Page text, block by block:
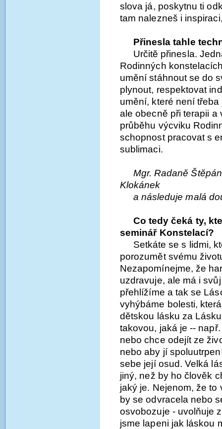
slova já, poskytnu ti
tam nalezneš i
Přinesla tahle
Určitě přinesla.
Rodinných
umění stáhnout se do
plynout, respektovat
umění, které není
ale obecně při terapii a
průběhu výcviku
schopnost pracovat s
sublimaci.
Mgr. Radaně
Klokánek
a následuje malá
Co tedy čeká ty,
seminář Konstelací?
Setkáte se s lidmi,
porozumět svému
Nezapomínejme, že
uzdravuje, ale má i
přehlížíme a tak se
vyhýbáme bolesti,
dětskou lásku za
takovou, jaká je --
nebo chce odejít ze
nebo aby jí
sebe její osud. Velká
jiný, než by ho člověk
jaký je. Nejenom, že
by se odvracela nebo
osvobozuje - uvolňuje
jsme lapeni jak láskou